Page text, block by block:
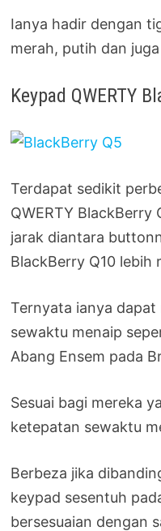
Ianya hadir dengan
merah, putih dan
Keypad QWERTY
Terdapat sedikit
QWERTY BlackBerry
jarak diantara
BlackBerry Q10 lebih
Ternyata ianya
sewaktu menaip
Abang Ensem pada
Sesuai bagi mereka
ketepatan sewaktu
Berbeza jika
keypad sesentuh
bersesuaian dengan